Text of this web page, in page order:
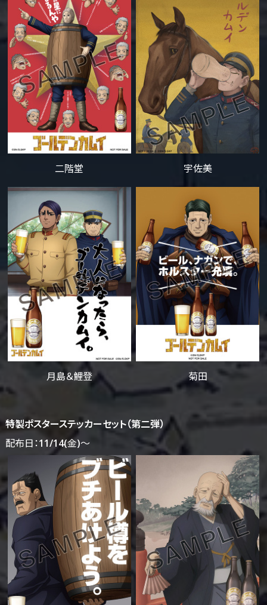
二階堂 宇佐美
月島＆鯉登 菊田
特製ポスターステッカーセット（第二弾）
配布日：11/14(金)～